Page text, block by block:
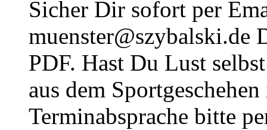
Sicher Dir sofort per
muenster@szybalski.de
PDF. Hast Du Lust
aus dem
Terminabsprache bitte